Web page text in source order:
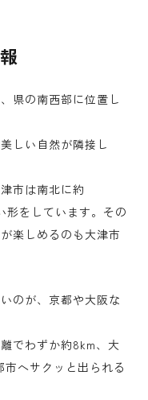
県の南西部に位置し
しい自然が隣接し
市は南北に約
形をしています。その
楽しめるのも大津市
のが、京都や大阪な
でわずか約8km、大
へサクッと出られる